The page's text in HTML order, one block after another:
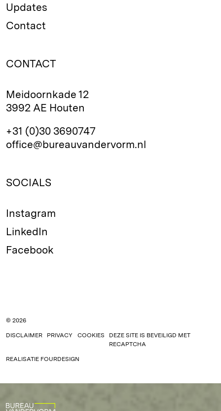
Updates
Contact
CONTACT
Meidoornkade 12
3992 AE Houten
+31 (0)30 3690747
office@bureauvandervorm.nl
SOCIALS
Instagram
LinkedIn
Facebook
© 2026
DISCLAIMER PRIVACY COOKIES
DEZE SITE IS BEVEILIGD MET
RECAPTCHA
REALISATIE FOURDESIGN